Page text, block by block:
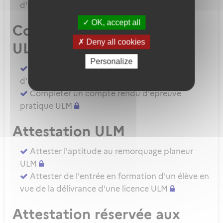
OK, accept all
Deny all cookies
Personalize
d'instructeur EIULM
Compte rendu d’épreuve
ULM
Compléter un compte rendu d'épreuve
d'aptitude pratique instructeur IULM.
Compléter un compte rendu d'épreuve
pratique ULM
Attestation ULM
Attester l'aptitude au remorquage planeur
ULM
Attester de l'entrée en formation d'un élève en
vue de la délivrance d'une licence ULM
Attestation réservée aux